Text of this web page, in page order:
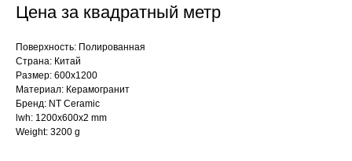
Цена за квадратный метр
Поверхность: Полированная
Страна: Китай
Размер: 600x1200
Материал: Керамогранит
Бренд: NT Ceramic
lwh: 1200x600x2 mm
Weight: 3200 g